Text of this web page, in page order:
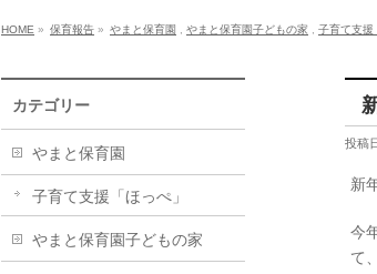
HOME » 保育報告 » やまと保育園 やまと保育園子どもの家 子育て支援
投稿
新
今
て
カテゴリー
やまと保育園
子育て支援「ほっぺ」
やまと保育園子どもの家